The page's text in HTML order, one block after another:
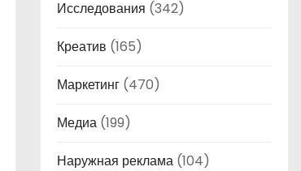
Исследования (342)
Креатив (165)
Маркетинг (470)
Медиа (199)
Наружная реклама (104)